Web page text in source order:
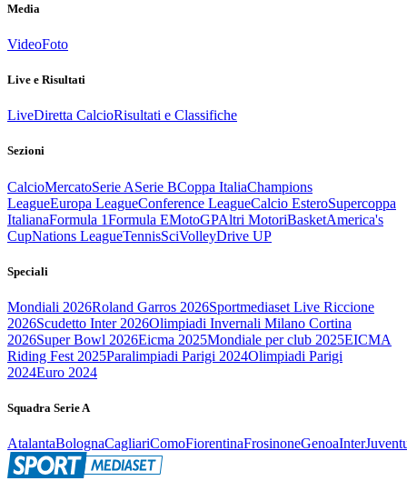
Media
VideoFoto
Live e Risultati
LiveDiretta CalcioRisultati e Classifiche
Sezioni
CalcioMercatoSerie ASerie BCoppa ItaliaChampions
LeagueEuropa LeagueConference LeagueCalcio EsteroSupercoppa
ItalianaFormula 1Formula EMotoGPAltri MotoriBasketAmerica's
CupNations LeagueTennisSciVolleyDrive UP
Speciali
Mondiali 2026Roland Garros 2026Sportmediaset Live Riccione
2026Scudetto Inter 2026Olimpiadi Invernali Milano Cortina
2026Super Bowl 2026Eicma 2025Mondiale per club 2025EICMA
Riding Fest 2025Paralimpiadi Parigi 2024Olimpiadi Parigi
2024Euro 2024
Squadra Serie A
AtalantaBolognaCagliariComoFiorentinaFrosinoneGenoaInter